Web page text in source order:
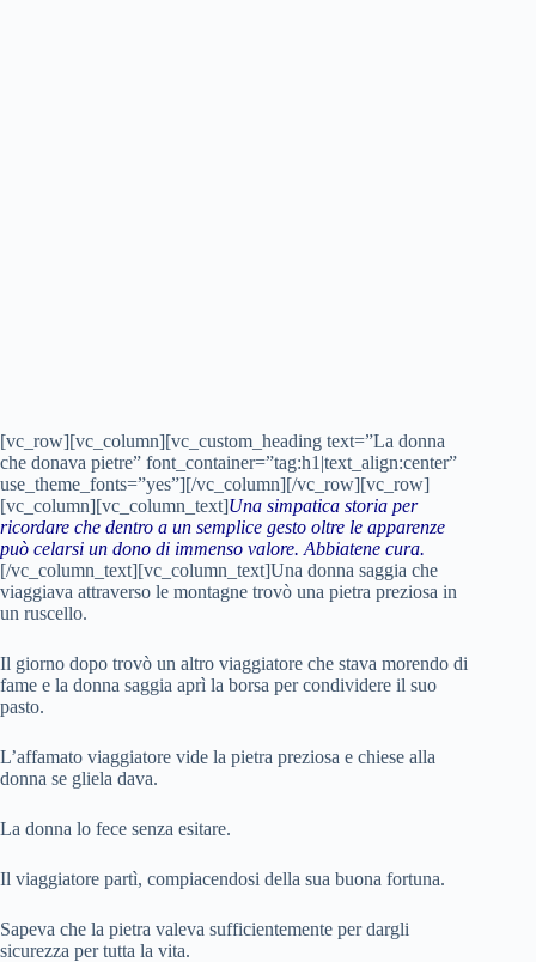
[vc_row][vc_column][vc_custom_heading text=”La donna
che donava pietre” font_container=”tag:h1|text_align:center”
use_theme_fonts=”yes”][/vc_column][/vc_row][vc_row]
[vc_column][vc_column_text]Una simpatica storia per
ricordare che dentro a un semplice gesto oltre le apparenze
può celarsi un dono di immenso valore. Abbiatene cura.
[/vc_column_text][vc_column_text]Una donna saggia che
viaggiava attraverso le montagne trovò una pietra preziosa in
un ruscello.
Il giorno dopo trovò un altro viaggiatore che stava morendo di
fame e la donna saggia aprì la borsa per condividere il suo
pasto.
L’affamato viaggiatore vide la pietra preziosa e chiese alla
donna se gliela dava.
La donna lo fece senza esitare.
Il viaggiatore partì, compiacendosi della sua buona fortuna.
Sapeva che la pietra valeva sufficientemente per dargli
sicurezza per tutta la vita.